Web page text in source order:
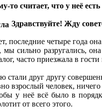
то считает, что у неё
Здравствуйте! Жду
последние четыре года
мы сильно разругались,
часто приезжала в
стали друг другу
взрослый человек,
у неё всё было в
от всего этого.